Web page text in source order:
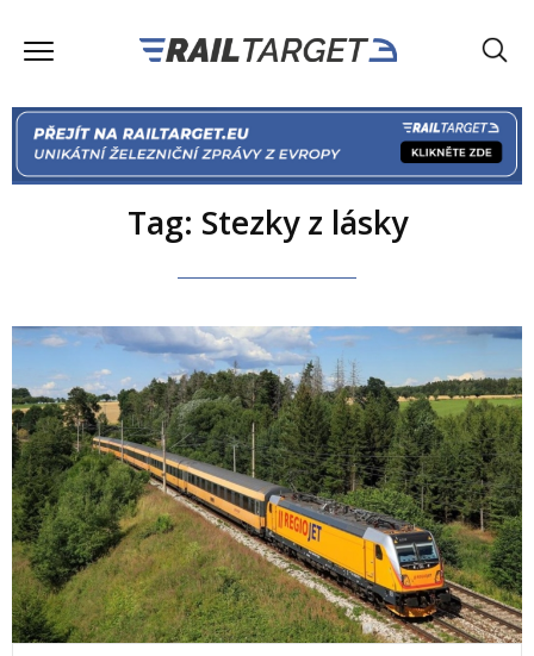
Tag: Stezky z lásky